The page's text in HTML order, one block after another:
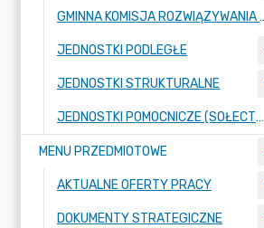
GMINNA KOMISJA
JEDNOSTKI PODLEGŁE
JEDNOSTKI STRUKTURALNE
JEDNOSTKI POMOCNICZE (SOŁECTWA)
MENU PRZEDMIOTOWE
AKTUALNE OFERTY PRACY
DOKUMENTY STRATEGICZNE